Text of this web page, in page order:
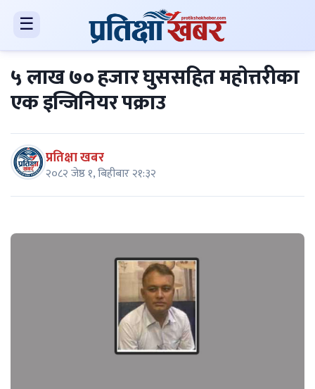
☰
५ लाख ७० हजार घुससहित महाेत्तरीका
एक इन्जिनियर पक्राउ
प्रतिक्षा खबर
२०८२ जेष्ठ १, बिहीबार २१:३२